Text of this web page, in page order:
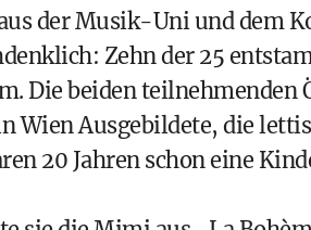
der Musik-Uni und dem
Zehn der 25
Die beiden teilnehmenden
Wien Ausgebildete, die
20 Jahren schon eine